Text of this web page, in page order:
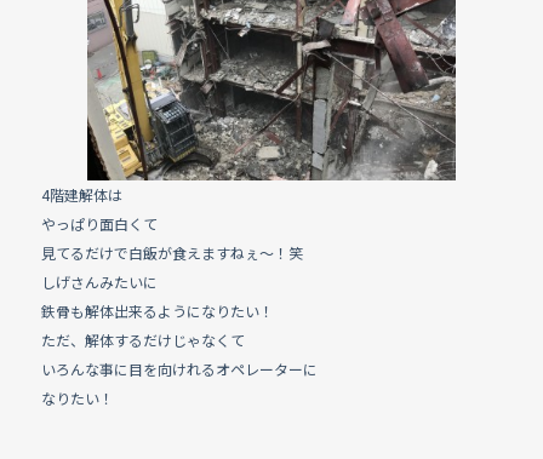
o
o
k
4階建解体は
やっぱり面白くて
見てるだけで白飯が食えますねぇ〜！笑
しげさんみたいに
鉄骨も解体出来るようになりたい！
ただ、解体するだけじゃなくて
いろんな事に目を向けれるオペレーターに
なりたい！